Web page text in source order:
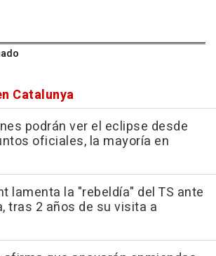
Catalunya
podrán ver el eclipse desde
oficiales, la mayoría en
lamenta la "rebeldía" del TS ante
tras 2 años de su visita a